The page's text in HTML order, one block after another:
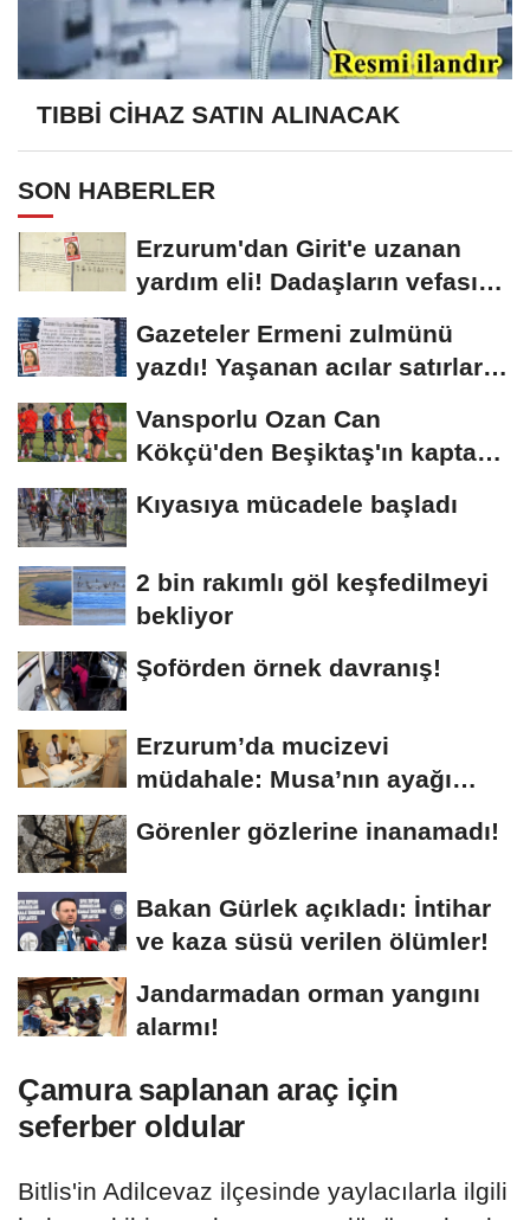
TIBBİ CİHAZ SATIN ALINACAK
SON HABERLER
Erzurum'dan Girit'e uzanan
yardım eli! Dadaşların vefası
Gazeteler Ermeni zulmünü
yazdı! Yaşanan acılar satırlara
Vansporlu Ozan Can
Kökçü'den Beşiktaş'ın kaptanı
Kıyasıya mücadele başladı
2 bin rakımlı göl keşfedilmeyi
bekliyor
Şoförden örnek davranış!
Erzurum’da mucizevi
müdahale: Musa’nın ayağı
Görenler gözlerine inanamadı!
Bakan Gürlek açıkladı: İntihar
ve kaza süsü verilen ölümler!
Jandarmadan orman yangını
alarmı!
Çamura saplanan araç için
seferber oldular
Bitlis'in Adilcevaz ilçesinde yaylacılarla ilgili